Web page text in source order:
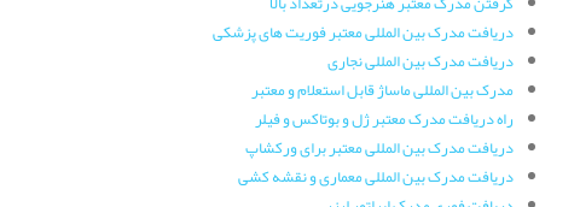
دریافت مدرک بین المللی معتبر فوریت های پزشکی
دریافت مدرک بین المللی نجاری
مدرک بین المللی ماساژ قابل استعلام و معتبر
راه دریافت مدرک معتبر ژل و بوتاکس و فیلر
دریافت مدرک بین المللی معتبر برای ورکشاپ
دریافت مدرک بین المللی معماری و نقشه کشی